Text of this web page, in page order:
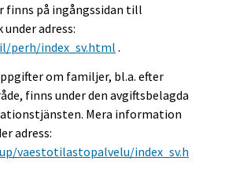
finns på ingångssidan till
adress:
index_sv.html .
om familjer, bl.a. efter
finns under den avgiftsbelagda
Mera information
adress:
vaestotilastopalvelu/index_sv.h